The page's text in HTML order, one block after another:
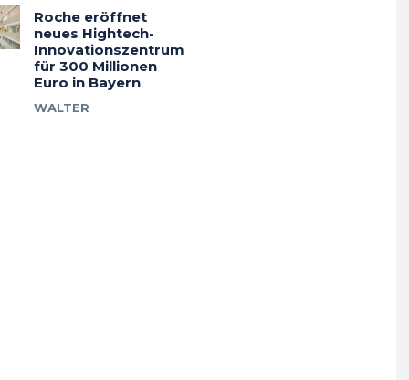
Roche eröffnet
neues Hightech-
Innovationszentrum
für 300 Millionen
Euro in Bayern
WALTER